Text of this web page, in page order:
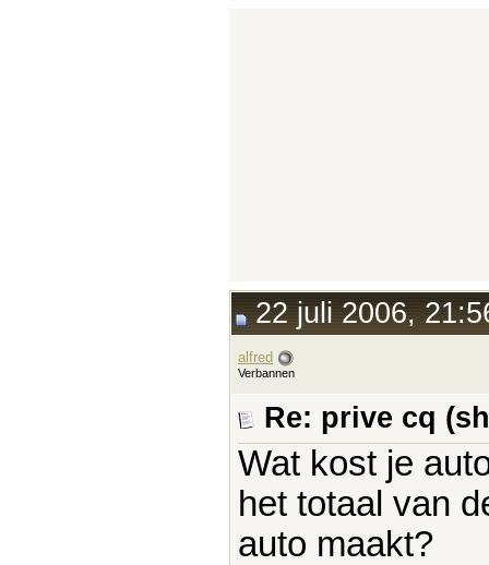
22 juli 2006,
alfred
Verbannen
Re: prive cq
Wat kost je
het totaal van
auto maakt?